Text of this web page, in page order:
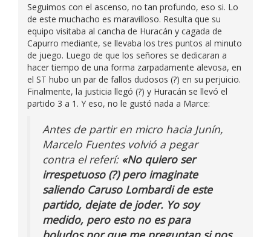
Seguimos con el ascenso, no tan profundo, eso si. Lo
de este muchacho es maravilloso. Resulta que su
equipo visitaba al cancha de Huracán y cagada de
Capurro mediante, se llevaba los tres puntos al minuto
de juego. Luego de que los señores se dedicaran a
hacer tiempo de una forma zarpadamente alevosa, en
el ST hubo un par de fallos dudosos (?) en su perjuicio.
Finalmente, la justicia llegó (?) y Huracán se llevó el
partido 3 a 1. Y eso, no le gustó nada a Marce:
Antes de partir en micro hacia Junín,
Marcelo Fuentes volvió a pegar
contra el referí: «No quiero ser
irrespetuoso (?) pero imaginate
saliendo Caruso Lombardi de este
partido, dejate de joder. Yo soy
medido, pero esto no es para